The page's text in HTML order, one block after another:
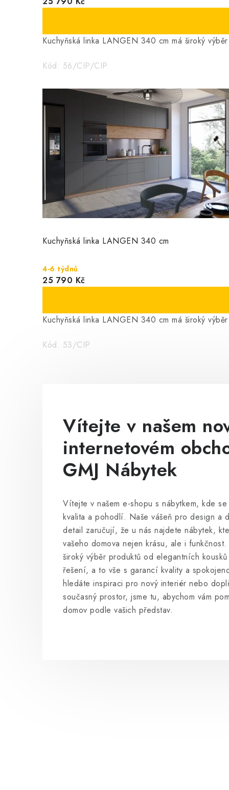
v
é
m
o
b
c
h
o
d
ě
G
M
N
á
Kuchyňská linka LANGEN 340 cm má široký
Kód: 56/CIP/CIP
Kuchyňská linka LANGEN 340 cm
4-6 týdnů
25 790 Kč
Kuchyňská linka LANGEN 340 cm má široký
Kód: 53/CIP
Vítejte v našem
internetovém
GMJ Nábytek
Vítejte v našem e-shopu s nábytkem, kde se
kvalita a pohodlí. Naše vášeň pro design a
detail zaručují, že u nás najdete nábytek,
vašeho domova nejen krásu, ale i
široký výběr produktů od elegantních
řešení, a to vše s garancí kvality a
hledáte inspiraci pro nový interiér nebo
současný prostor, jsme tu, abychom vám
domov podle vašich představ.